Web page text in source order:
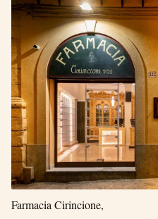
Farmacia Cirincione,